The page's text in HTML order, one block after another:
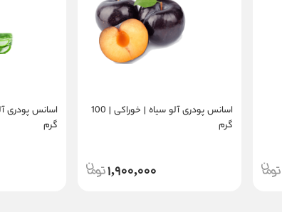
اسانس پودری آلو سیاه | خوراکی | 100
گرم
1,900,000
گرم